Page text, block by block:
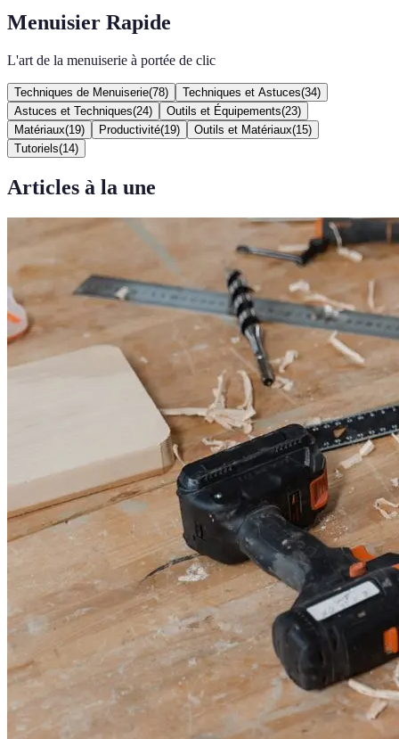
Menuisier Rapide
L'art de la menuiserie à portée de clic
Techniques de Menuiserie(78) Techniques et Astuces(34)
Astuces et Techniques(24) Outils et Équipements(23)
Matériaux(19) Productivité(19) Outils et Matériaux(15)
Tutoriels(14)
Articles à la une